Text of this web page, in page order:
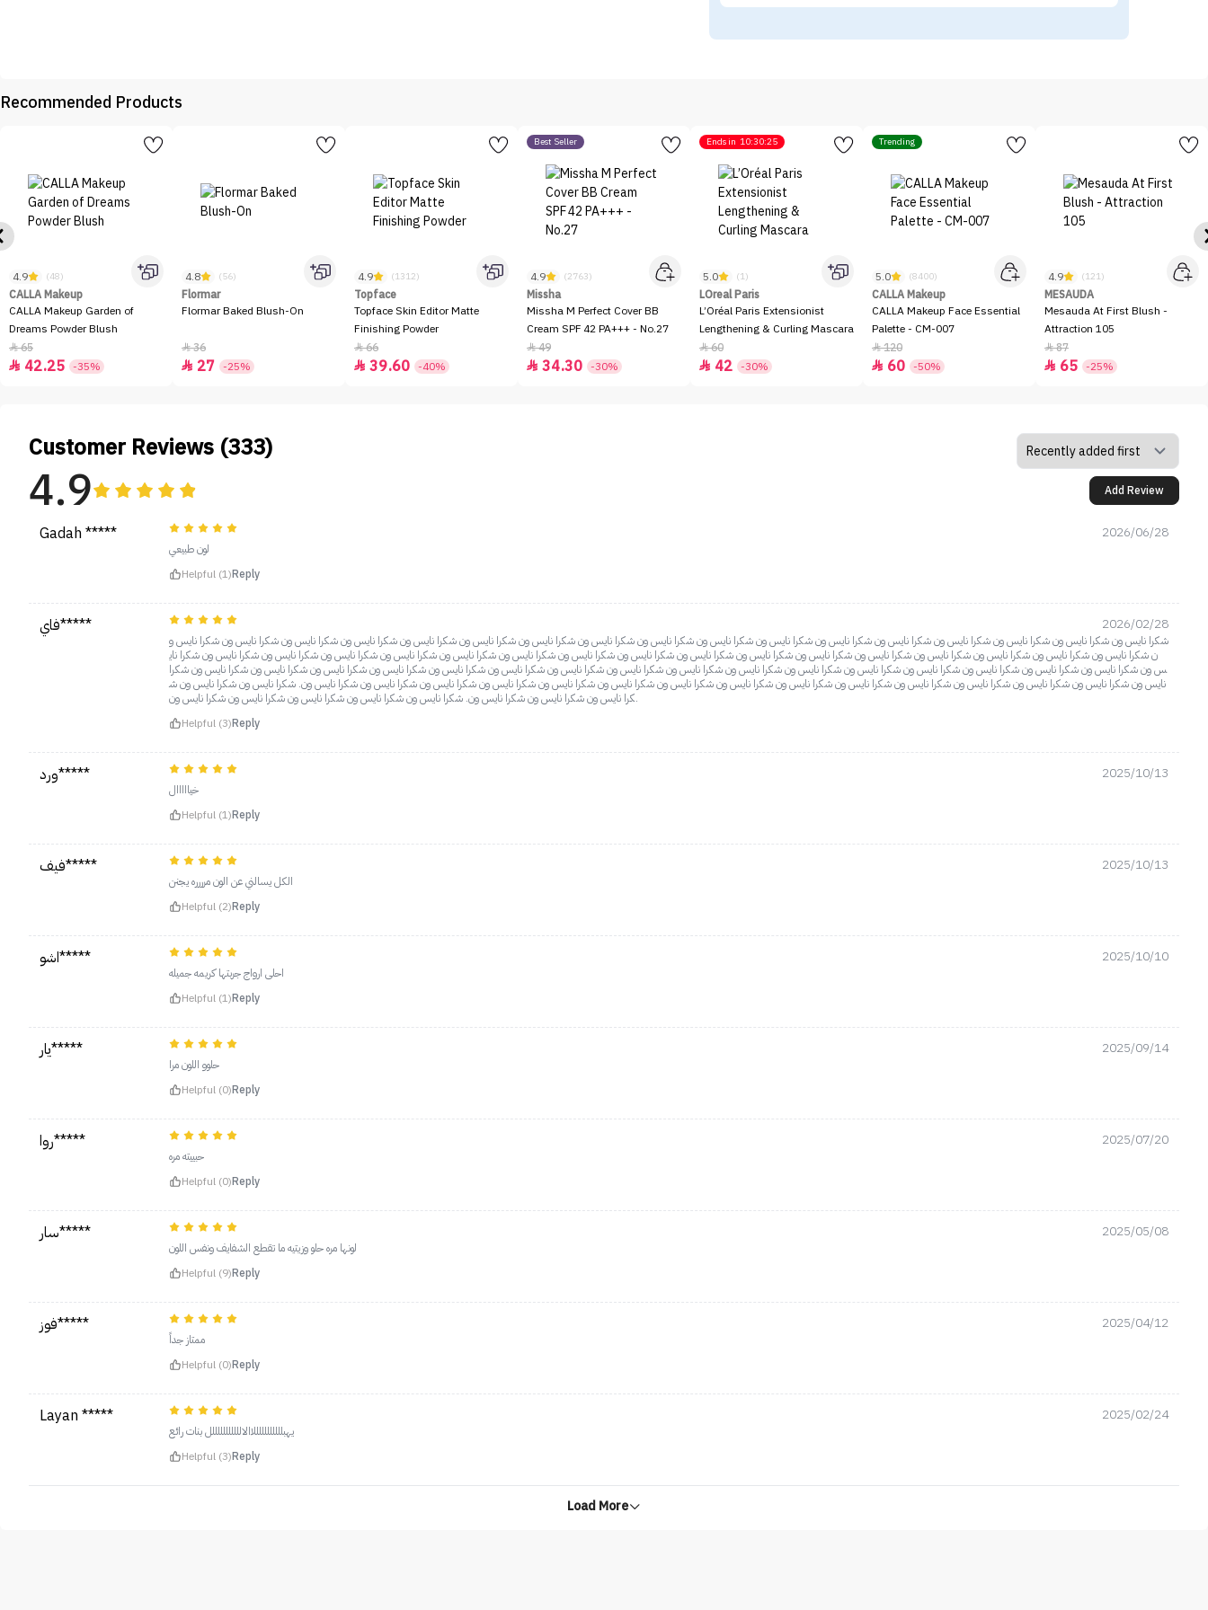
Recommended Products
4.9 (48)
CALLA Makeup
CALLA Makeup Garden of
Dreams Powder Blush
65
 42.25 -35%
4.8 (56)
Flormar
Flormar Baked Blush-On
36
 27 -25%
4.9 (1312)
Topface
Topface Skin Editor Matte
Finishing Powder
66
 39.60 -40%
Best Seller
4.9 (2763)
Missha
Missha M Perfect Cover BB
Cream SPF 42 PA+++ - No.27
49
 34.30 -30%
Ends in 10:30:25
5.0 (1)
LOreal Paris
L’Oréal Paris Extensionist
Lengthening & Curling Mascara
60
 42 -30%
Trending
5.0 (8400)
CALLA Makeup
CALLA Makeup Face Essential
Palette - CM-007
120
 60 -50%
4.9 (121)
MESAUDA
Mesauda At First Blush -
Attraction 105
87
 65 -25%
Customer Reviews (333)
4.9 Add Review
Gadah ***** 2026/06/28
لون طبيعي
Helpful (1)Reply
فاي***** 2026/02/28
شكرا نايس ون شكرا نايس ون شكرا نايس ون شكرا نايس ون شكرا نايس ون شكرا نايس ون شكرا نايس ون شكرا نايس ون شكرا نايس ون شكرا نايس ون شكرا نايس ون شكرا نايس ون شكرا نايس ون شكرا نايس ون شكرا نايس ون شكرا نايس ون شكرا نايس و
ن شكرا نايس ون شكرا نايس ون شكرا نايس ون شكرا نايس ون شكرا نايس ون شكرا نايس ون شكرا نايس ون شكرا نايس ون شكرا نايس ون شكرا نايس ون شكرا نايس ون شكرا نايس ون شكرا نايس ون شكرا نايس ون شكرا نايس ون شكرا نايس ون شكرا ناي
س ون شكرا نايس ون شكرا نايس ون شكرا نايس ون شكرا نايس ون شكرا نايس ون شكرا نايس ون شكرا نايس ون شكرا نايس ون شكرا نايس ون شكرا نايس ون شكرا نايس ون شكرا نايس ون شكرا نايس ون شكرا نايس ون شكرا نايس ون شكرا نايس ون شكرا
نايس ون شكرا نايس ون شكرا نايس ون شكرا نايس ون شكرا نايس ون شكرا نايس ون شكرا نايس ون شكرا نايس ون شكرا نايس ون شكرا نايس ون شكرا نايس ون شكرا نايس ون شكرا نايس ون شكرا نايس ون شكرا نايس ون. شكرا نايس ون شكرا نايس ون ش
كرا نايس ون شكرا نايس ون شكرا نايس ون. شكرا نايس ون شكرا نايس ون شكرا نايس ون شكرا نايس ون شكرا نايس ون.
Helpful (3)Reply
ورد***** 2025/10/13
خيااااال
Helpful (1)Reply
فيف***** 2025/10/13
الكل يسالني عن الون مرررره يجنن
Helpful (2)Reply
اشو***** 2025/10/10
احلى ارواج جربتها كريمه جميله
Helpful (1)Reply
يار***** 2025/09/14
حلوو اللون مرا
Helpful (0)Reply
روا***** 2025/07/20
حبييته مره
Helpful (0)Reply
سار***** 2025/05/08
لونها مره حلو وزيتيه ما تقطع الشفايف ونفس اللون
Helpful (9)Reply
فوز***** 2025/04/12
ممتاز جداً
Helpful (0)Reply
Layan ***** 2025/02/24
يهبلللللللللللاالالللللللللللل بنات رائع
Helpful (3)Reply
Load More